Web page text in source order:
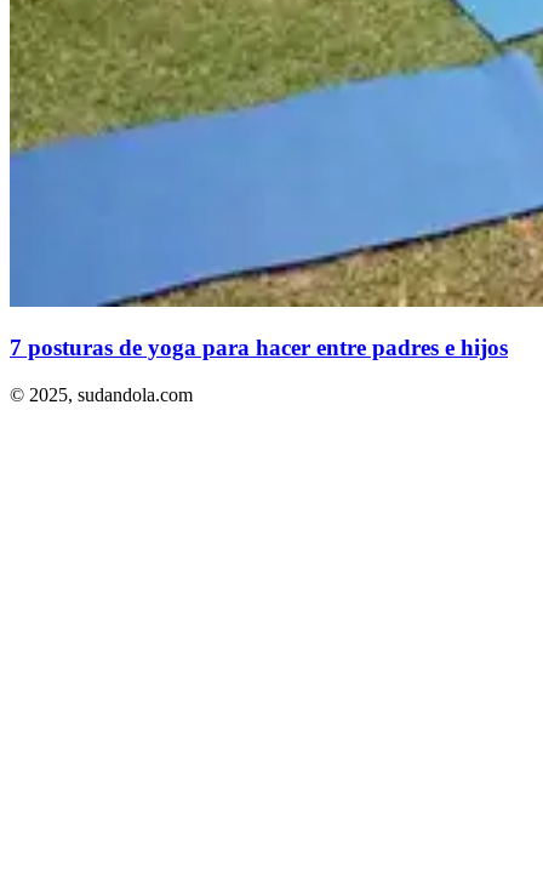
7 posturas de yoga para hacer entre padres e hijos
© 2025, sudandola.com